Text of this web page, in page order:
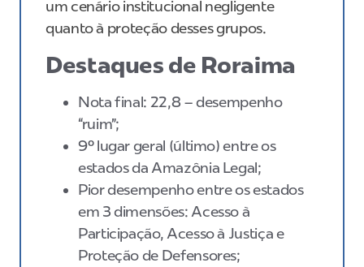
um cenário institucional negligente
quanto à proteção desses grupos.
Destaques de Roraima
Nota final: 22,8 – desempenho
“ruim”;
9º lugar geral (último) entre os
estados da Amazônia Legal;
Pior desempenho entre os estados
em 3 dimensões: Acesso à
Participação, Acesso à Justiça e
Proteção de Defensores;